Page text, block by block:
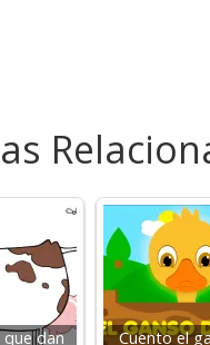
que dan Cuento el